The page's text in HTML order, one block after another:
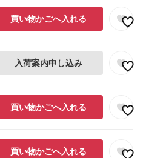
買い物かごへ入れる
入荷案内申し込み
買い物かごへ入れる
買い物かごへ入れる